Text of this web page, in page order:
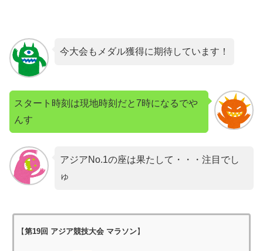
今大会もメダル獲得に期待しています！
スタート時刻は現地時刻だと7時になるでや
んす
アジアNo.1の座は果たして・・・注目でし
ゅ
【第19回 アジア競技大会 マラソン】